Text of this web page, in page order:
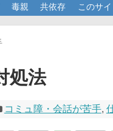
毒親 共依存 このサ
処法
コミュ障・会話が苦手,